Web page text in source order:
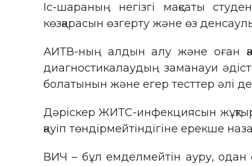
Іс-шараның негізгі мақсаты
көзқарасын өзгерту және өз
АИТВ-ның алдын алу және оған
диагностикалаудың заманауи
болатынын және егер тесттер әлі де
Дәріскер ЖИТС-инфекциясын
қауіп төндірмейтіндігіне ерекше
ВИЧ – бұл емделмейтін ауру, одан